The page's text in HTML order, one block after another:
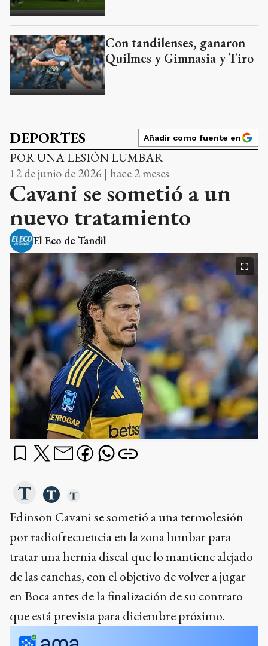
Con tandilenses, ganaron
Quilmes y Gimnasia y Tiro
DEPORTES Añadir como fuente en
POR UNA LESIÓN LUMBAR
12 de junio de 2026 | hace 2 meses
Cavani se sometió a un
nuevo tratamiento
El Eco de Tandil
Edinson Cavani se sometió a una termolesión
por radiofrecuencia en la zona lumbar para
tratar una hernia discal que lo mantiene alejado
de las canchas, con el objetivo de volver a jugar
en Boca antes de la finalización de su contrato
que está prevista para diciembre próximo.